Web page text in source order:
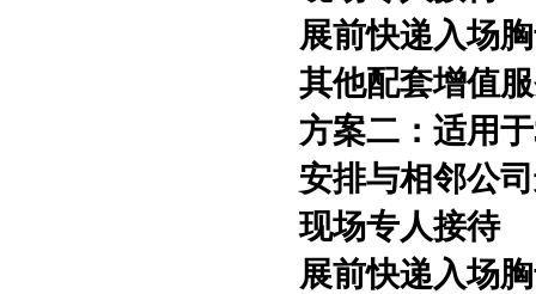
展前快递入场
其他配套增值
方案二：适用
安排与相邻公
现场专人接待
展前快递入场